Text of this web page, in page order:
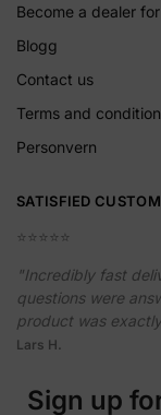
Become a dealer
Blogg
Contact us
Terms and
Personvern
SATISFIED
⭐️⭐️⭐️⭐️⭐️
"Incredibly fast
questions were
product was
Lars H.
Sign up